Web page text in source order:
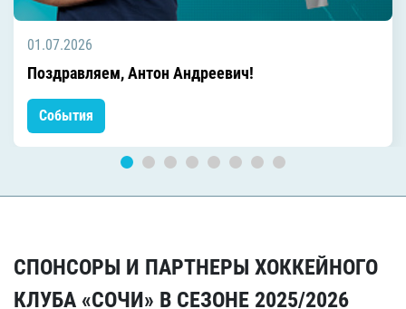
01.07.2026
Поздравляем, Антон Андреевич!
События
СПОНСОРЫ И ПАРТНЕРЫ ХОККЕЙНОГО
КЛУБА «СОЧИ» В СЕЗОНЕ 2025/2026